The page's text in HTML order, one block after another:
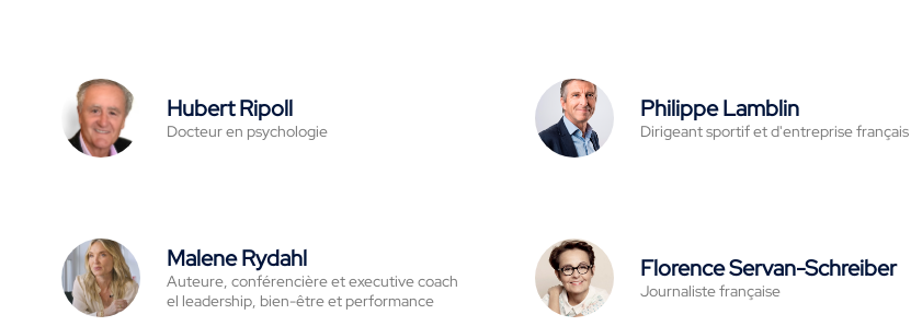
Hubert Ripoll
Docteur en psychologie
Philippe Lamblin
Dirigeant sportif et d'entreprise français
Malene Rydahl
Auteure, conférencière et executive coach
el leadership, bien-être et performance
Florence Servan-Schreiber
Journaliste française